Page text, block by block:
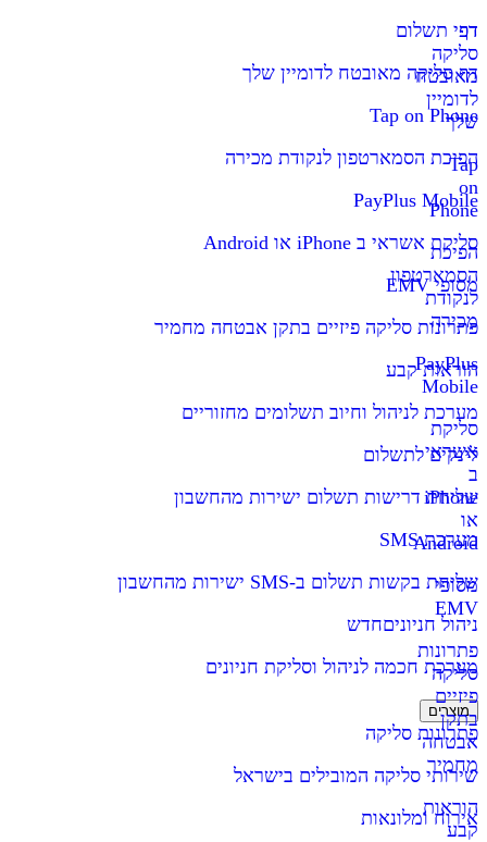
דף
סליקה
מאובטח
לדומיין
שלך
Tap
on
Phone
הפיכת
הסמארטפון
לנקודת
מכירה
PayPlus
Mobile
סליקת
אשראי
ב
iPhone
או
Android
מסופי
EMV
פתרונות
סליקה
פיזיים
בתקן
אבטחה
מחמיר
הוראות
קבע
דפי תשלום
דף סליקה מאובטח לדומיין שלך
Tap on Phone
הפיכת הסמארטפון לנקודת מכירה
PayPlus Mobile
סליקת אשראי ב iPhone או Android
מסופי EMV
פתרונות סליקה פיזיים בתקן אבטחה מחמיר
הוראות קבע
מערכת לניהול וחיוב תשלומים מחזוריים
לינקים לתשלום
שליחת דרישות תשלום ישירות מהחשבון
מערכת SMS
שליחת בקשות תשלום ב-SMS ישירות מהחשבון
ניהול חניוניםחדש
מערכת חכמה לניהול וסליקת חניונים
מוצרים
פתרונות סליקה
שירותי סליקה המובילים בישראל
אירוח ומלונאות